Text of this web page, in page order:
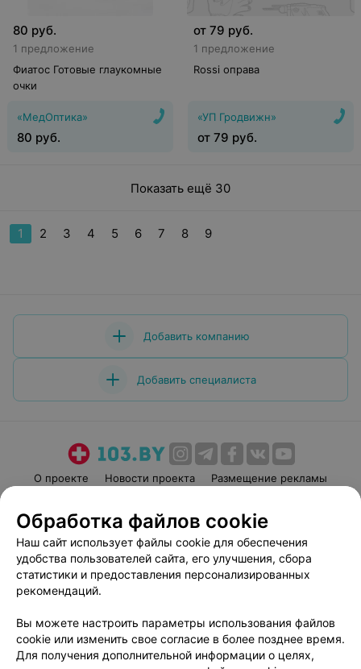
80 руб.
1 предложение
Фиатос Готовые глаукомные
очки
«МедОптика»
80 руб.
от 79 руб.
1 предложение
Rossi оправа
«УП Гродвижн»
от 79 руб.
Показать ещё 30
1 2 3 4 5 6 7 8 9
Добавить компанию
Добавить специалиста
О проекте Новости проекта
Размещение рекламы
Пользовательское соглашение
Способы оплаты
Вакансии
Партнеры
Написать руководителю 103.by
Обработка персональных данных
Обработка файлов cookie
Наш сайт использует файлы cookie для обеспечения
удобства пользователей сайта, его улучшения, сбора
статистики и предоставления персонализированных
рекомендаций.
Вы можете настроить параметры использования файлов
cookie или изменить свое согласие в более позднее время.
Для получения дополнительной информации о целях,